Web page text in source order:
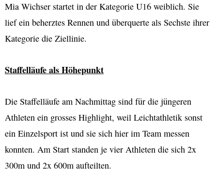
Mia Wichser startet in der Kategorie U16 weiblich. Sie
lief ein beherztes Rennen und überquerte als Sechste ihrer
Kategorie die Ziellinie.
Staffelläufe als Höhepunkt
Die Staffelläufe am Nachmittag sind für die jüngeren
Athleten ein grosses Highlight, weil Leichtathletik sonst
ein Einzelsport ist und sie sich hier im Team messen
konnten. Am Start standen je vier Athleten die sich 2x
300m und 2x 600m aufteilten.